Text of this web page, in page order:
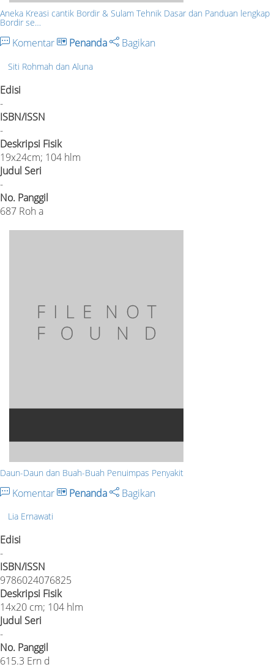
Aneka Kreasi cantik Bordir & Sulam Tehnik Dasar dan Panduan lengkap
Bordir se…
Komentar Penanda Bagikan
Siti Rohmah dan Aluna
Edisi
-
ISBN/ISSN
-
Deskripsi Fisik
19x24cm; 104 hlm
Judul Seri
-
No. Panggil
687 Roh a
Daun-Daun dan Buah-Buah Penuimpas Penyakit
Komentar Penanda Bagikan
Lia Ernawati
Edisi
-
ISBN/ISSN
9786024076825
Deskripsi Fisik
14x20 cm; 104 hlm
Judul Seri
-
No. Panggil
615.3 Ern d